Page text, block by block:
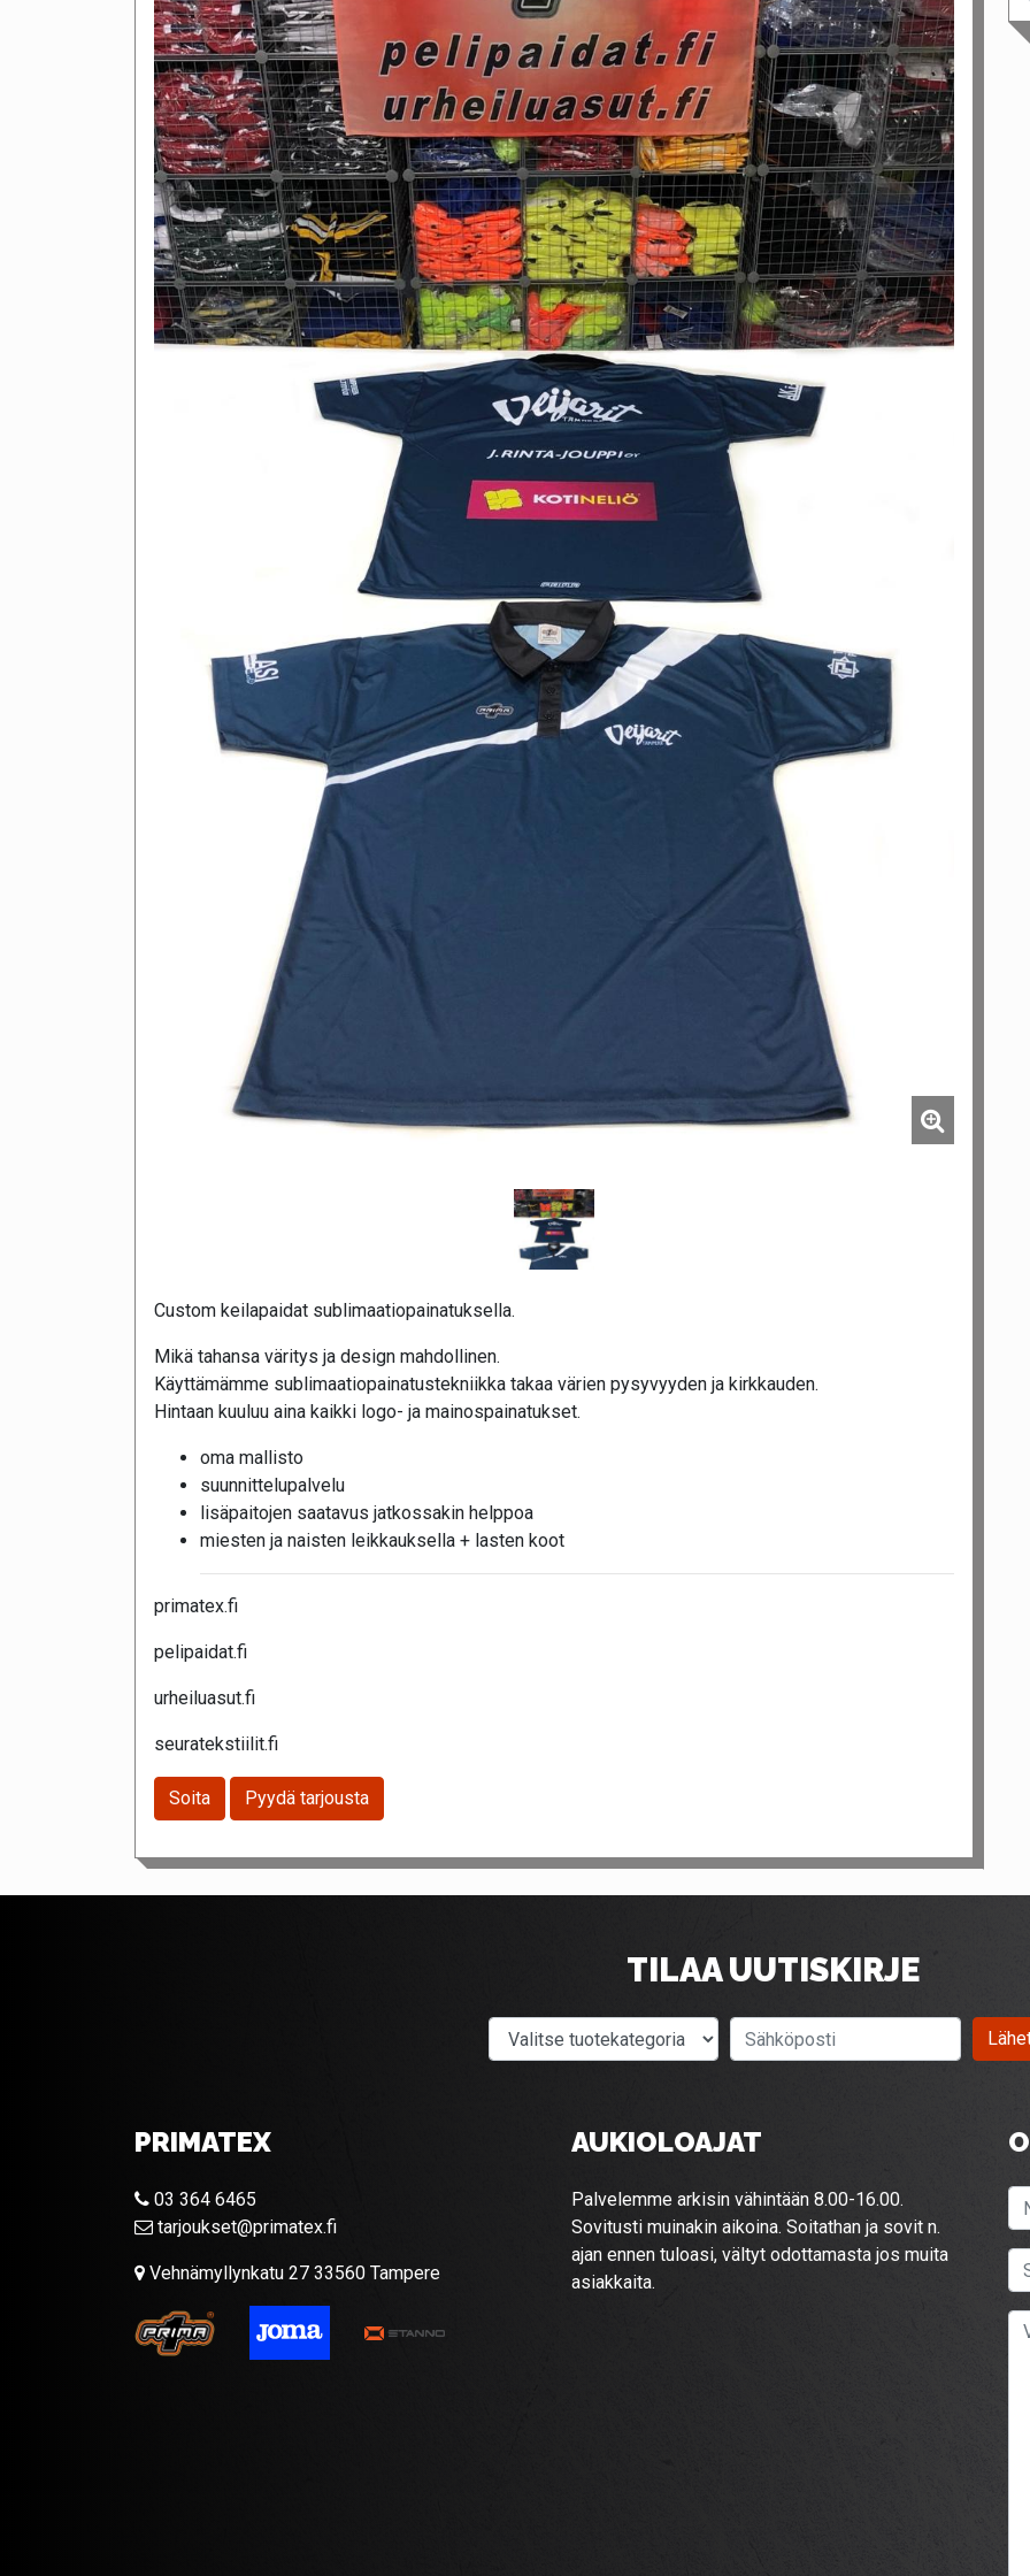
Custom keilapaidat sublimaatiopainatuksella.
Mikä tahansa väritys ja design mahdollinen.
Käyttämämme sublimaatiopainatustekniikka takaa värien pysyvyyden ja kirkkauden.
Hintaan kuuluu aina kaikki logo- ja mainospainatukset.
oma mallisto
suunnittelupalvelu
lisäpaitojen saatavus jatkossakin helppoa
miesten ja naisten leikkauksella + lasten koot
primatex.fi
pelipaidat.fi
urheiluasut.fi
seuratekstiilit.fi
Soita Pyydä tarjousta
TILAA UUTISKIRJE
Valitse tuotekategoria
PRIMATEX
03 364 6465
tarjoukset@primatex.fi
Vehnämyllynkatu 27 33560 Tampere
AUKIOLOAJAT
Palvelemme arkisin vähintään 8.00-16.00.
Sovitusti muinakin aikoina. Soitathan ja sovit n.
ajan ennen tuloasi, vältyt odottamasta jos muita
asiakkaita.